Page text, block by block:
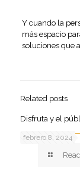
Y cuando la
más espacio
soluciones que
Related posts
febrero 8, 2024
Disfruta y el